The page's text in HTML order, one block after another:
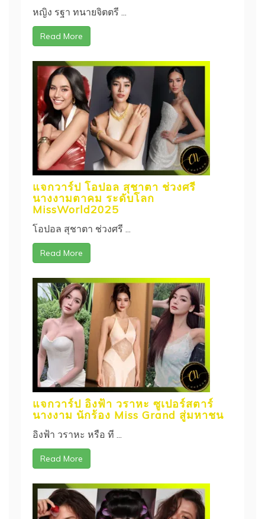
หญิง รฐา ทนายจิตตรี ...
Read More
แจกวาร์ป โอปอล สุชาตา ช่วงศรี
นางงามตาคม ระดับโลก
MissWorld2025
โอปอล สุชาตา ช่วงศรี ...
Read More
แจกวาร์ป อิงฟ้า วราหะ ซูเปอร์สตาร์
นางงาม นักร้อง Miss Grand สู่มหาชน
อิงฟ้า วราหะ หรือ ที ...
Read More